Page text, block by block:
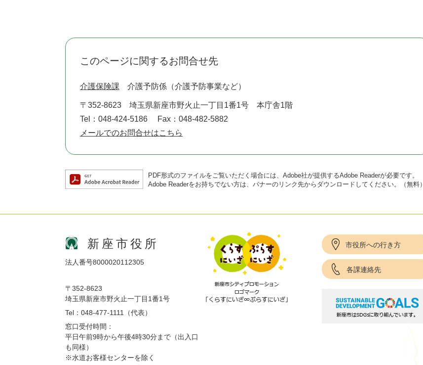
このページに関するお問合せ先
介護保険課 介護予防係（介護予防事業など）
〒352-8623
埼玉県新座市野火止一丁目1番1号 本庁舎1階
Tel：048-424-5186
Fax：048-482-5882
メールでのお問合せはこちら
PDF形式のファイルをご覧いただく場合には、Adobe社が提供するAdobe Readerが必要です。
Adobe Readerをお持ちでない方は、バナーのリンク先からダウンロードしてください。（無料）
新座市役所
法人番号8000020112305
〒352-8623
埼玉県新座市野火止一丁目1番1号
Tel：048-477-1111（代表）
窓口受付時間：
平日午前9時から午後4時30分まで（出入口
も同様）
※水道お客様センターを除く
市役所への行き方
各課連絡先